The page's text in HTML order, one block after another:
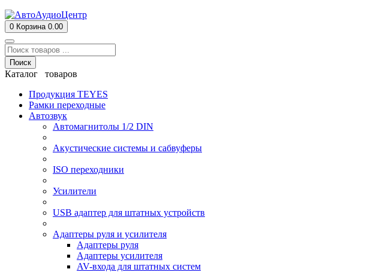
0 Корзина 0.00
Поиск
Каталог товаров
Продукция TEYES
Рамки переходные
Автозвук
Автомагнитолы 1/2 DIN
Акустические системы и сабвуферы
ISO переходники
Усилители
USB адаптер для штатных устройств
Адаптеры руля и усилителя
Адаптеры руля
Адаптеры усилителя
AV-входа для штатных систем